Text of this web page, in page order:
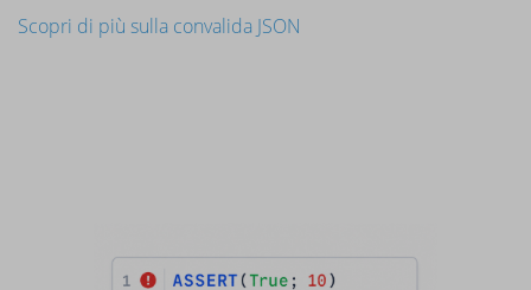
Scopri di più sulla convalida JSON